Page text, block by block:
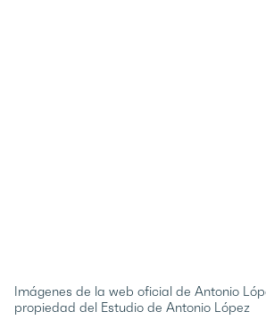
Imágenes de la web oficial de Antonio
propiedad del Estudio de Antonio López